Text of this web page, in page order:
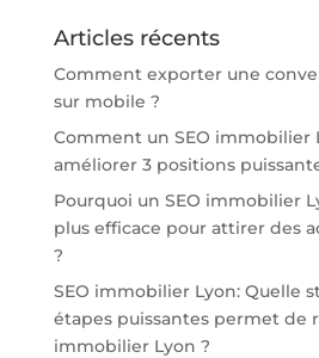
Articles récents
Comment exporter une
sur mobile ?
Comment un SEO immobilier
améliorer 3 positions
Pourquoi un SEO immobilier
plus efficace pour attirer des
?
SEO immobilier Lyon: Quelle
étapes puissantes permet de
immobilier Lyon ?